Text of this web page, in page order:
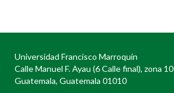
Universidad Francisco Marroquín
Calle Manuel F. Ayau (6 Calle final), zona 10
Guatemala, Guatemala 01010